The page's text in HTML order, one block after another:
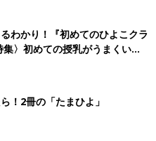
るのか調べ、『あなたにはこ
します。一見、子どものため
別最適は子ども本人が見つけ
て、自分がいちばん楽で楽し
なんです。
学びなさい』と押しつける
せるようになります。今の日
わかり！『初めてのひよこクラ
〉初めての授乳がうまくい
の基本と夏のトラブル 解決テ
！2冊の「たまひよ」